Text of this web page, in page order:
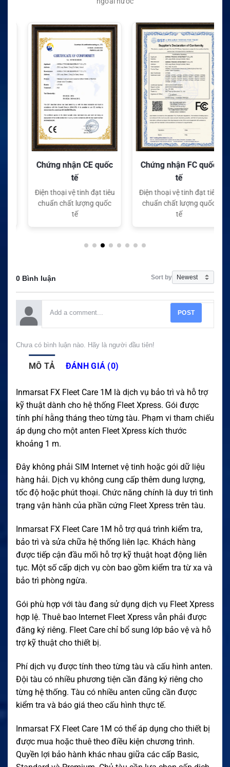
Chứng nhận CE quốc
Điện thoại vệ tinh đạt tiêu
chuẩn chất lượng quốc
Chứng nhận FC quốc
Điện thoại vệ tinh đạt tiêu
chuẩn chất lượng quốc
0 Bình luận Sort by
POST
Chưa có bình luận nào. Hãy là người đầu tiên!
MÔ TẢ ĐÁNH GIÁ (0)
Inmarsat FX Fleet Care 1M là dịch vụ bảo trì và hỗ trợ
kỹ thuật dành cho hệ thống Fleet Xpress. Gói được
tính phí hằng tháng theo từng tàu. Phạm vi tham chiếu
áp dụng cho một anten Fleet Xpress kích thước
khoảng 1 m.
Đây không phải SIM Internet vệ tinh hoặc gói dữ liệu
hàng hải. Dịch vụ không cung cấp thêm dung lượng,
tốc độ hoặc phút thoại. Chức năng chính là duy trì tình
trạng vận hành của phần cứng Fleet Xpress trên tàu.
Inmarsat FX Fleet Care 1M hỗ trợ quá trình kiểm tra,
bảo trì và sửa chữa hệ thống liên lạc. Khách hàng
được tiếp cận đầu mối hỗ trợ kỹ thuật hoạt động liên
tục. Một số cấp dịch vụ còn bao gồm kiểm tra từ xa và
bảo trì phòng ngừa.
Gói phù hợp với tàu đang sử dụng dịch vụ Fleet Xpress
hợp lệ. Thuê bao Internet Fleet Xpress vẫn phải được
đăng ký riêng. Fleet Care chỉ bổ sung lớp bảo vệ và hỗ
trợ kỹ thuật cho thiết bị.
Phí dịch vụ được tính theo từng tàu và cấu hình anten.
Đội tàu có nhiều phương tiện cần đăng ký riêng cho
từng hệ thống. Tàu có nhiều anten cũng cần được
kiểm tra và báo giá theo cấu hình thực tế.
Inmarsat FX Fleet Care 1M có thể áp dụng cho thiết bị
được mua hoặc thuê theo điều kiện chương trình.
Quyền lợi bảo hành khác nhau giữa các cấp Basic,